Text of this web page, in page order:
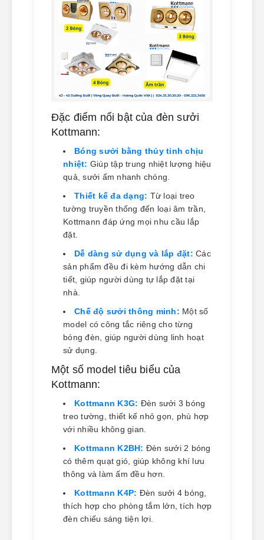
Đặc điểm nổi bật của đèn sưởi
Kottmann:
Bóng sưởi bằng thủy tinh chịu
nhiệt: Giúp tập trung nhiệt lượng hiệu
quả, sưởi ấm nhanh chóng.
Thiết kế đa dạng: Từ loại treo
tường truyền thống đến loại âm trần,
Kottmann đáp ứng mọi nhu cầu lắp
đặt.
Dễ dàng sử dụng và lắp đặt: Các
sản phẩm đều đi kèm hướng dẫn chi
tiết, giúp người dùng tự lắp đặt tại
nhà.
Chế độ sưởi thông minh: Một số
model có công tắc riêng cho từng
bóng đèn, giúp người dùng linh hoạt
sử dụng.
Một số model tiêu biểu của
Kottmann:
Kottmann K3G: Đèn sưởi 3 bóng
treo tường, thiết kế nhỏ gọn, phù hợp
với nhiều không gian.
Kottmann K2BH: Đèn sưởi 2 bóng
có thêm quạt gió, giúp không khí lưu
thông và làm ấm đều hơn.
Kottmann K4P: Đèn sưởi 4 bóng,
thích hợp cho phòng tắm lớn, tích hợp
đèn chiếu sáng tiện lợi.